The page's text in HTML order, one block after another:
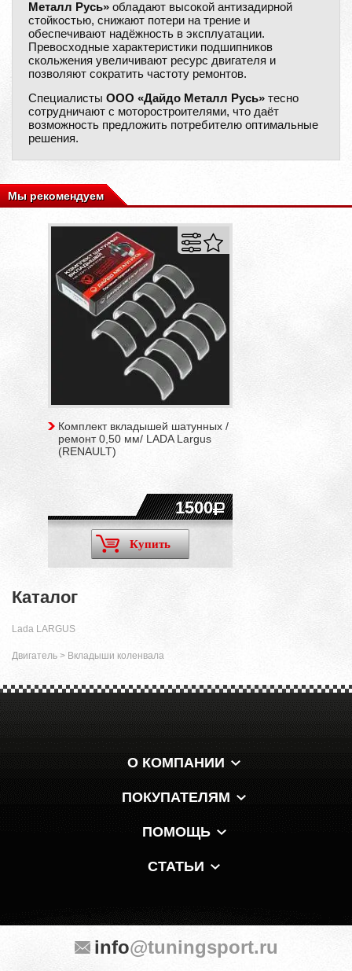
Металл Русь» обладают высокой антизадирной
стойкостью, снижают потери на трение и
обеспечивают надёжность в эксплуатации.
Превосходные характеристики подшипников
скольжения увеличивают ресурс двигателя и
позволяют сократить частоту ремонтов.
Специалисты ООО «Дайдо Металл Русь» тесно
сотрудничают с моторостроителями, что даёт
возможность предложить потребителю оптимальные
решения.
Мы рекомендуем
Комплект вкладышей шатунных /
ремонт 0,50 мм/ LADA Largus
(RENAULT)
1500
Купить
Каталог
Lada LARGUS
Двигатель > Вкладыши коленвала
О КОМПАНИИ
ПОКУПАТЕЛЯМ
ПОМОЩЬ
СТАТЬИ
info@tuningsport.ru